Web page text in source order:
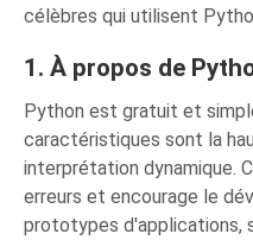
célèbres qui utilisent
1. À propos de
Python est gratuit et
caractéristiques sont la
interprétation dynamique.
erreurs et encourage le
prototypes d'applications,